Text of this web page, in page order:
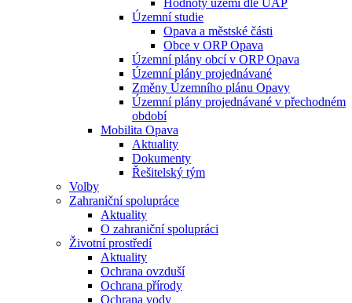
Hodnoty území dle ÚAP
Územní studie
Opava a městské části
Obce v ORP Opava
Územní plány obcí v ORP Opava
Územní plány projednávané
Změny Územního plánu Opavy
Územní plány projednávané v přechodném
období
Mobilita Opava
Aktuality
Dokumenty
Řešitelský tým
Volby
Zahraniční spolupráce
Aktuality
O zahraniční spolupráci
Životní prostředí
Aktuality
Ochrana ovzduší
Ochrana přírody
Ochrana vody